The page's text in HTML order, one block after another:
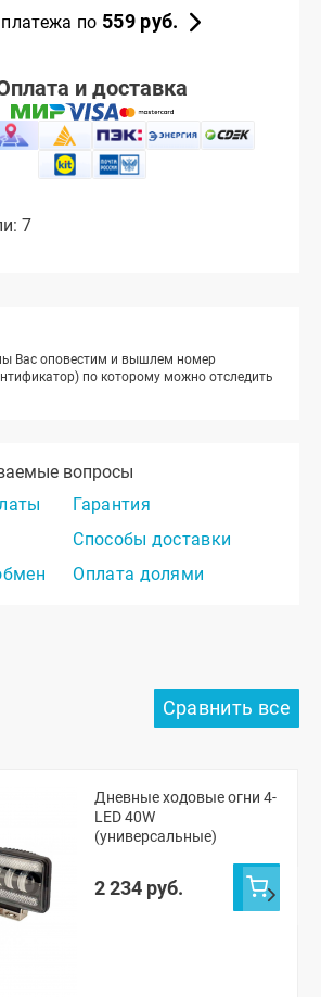
по 559 руб.
и доставка
7
Вас оповестим и вышлем номер
по которому можно отследить
вопросы
Гарантия
Способы доставки
Оплата долями
Дневные ходовые огни 4-
LED 40W
(универсальные)
2 234 руб.